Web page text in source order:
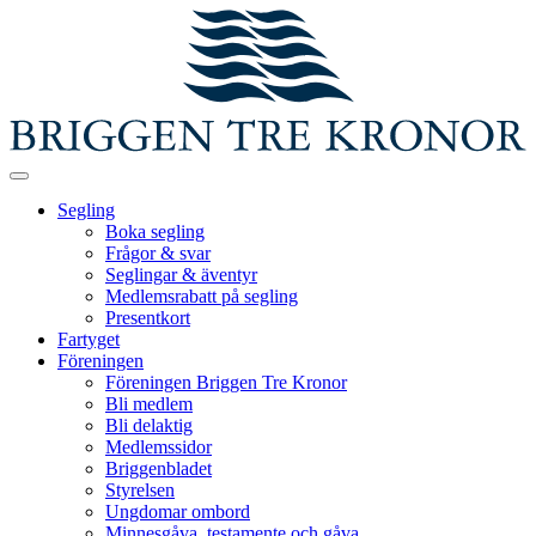
Segling
Boka segling
Frågor & svar
Seglingar & äventyr
Medlemsrabatt på segling
Presentkort
Fartyget
Föreningen
Föreningen Briggen Tre Kronor
Bli medlem
Bli delaktig
Medlemssidor
Briggenbladet
Styrelsen
Ungdomar ombord